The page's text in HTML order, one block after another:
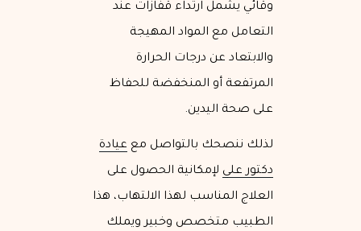
وقائي يشمل ارتداء قفازات عند
التعامل مع المواد المهيجة
والابتعاد عن درجات الحرارة
المرتفعة أو المنخفضة للحفاظ
على صحة اليدين.
لذلك ننصحك بالتواصل مع عيادة
دكتور علي لإمكانية الحصول على
العلاج المناسب لهذا الالتهاب، هذا
الطبيب متخصص وخبير ويملك